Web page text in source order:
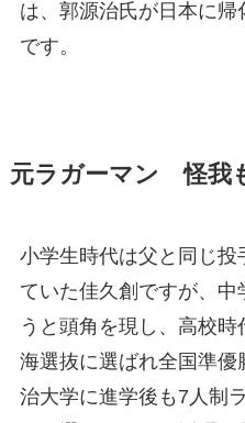
は、郭源治氏が日本に
です。
元ラガーマン 怪我
小学生時代は父と同じ投
ていた佳久創ですが、
うと頭角を現し、高校
海選抜に選ばれ全国準優
治大学に進学後も7人制